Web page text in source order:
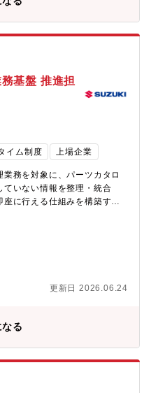
接的貢献ができます。【その
るための人事制度を設けてお
Mission, Core Value | ト
(JP) (trendmicro.com)・社員
マイクロ株式会社 キャリア
社は在宅勤務をはじめとし
合わせたハイブリットな働
チームワークを意識した上
ーフォワード 掛け払い」与
た煩雑な請求関連業務を、
代わって実現する、SaaS ×
・アウトソーシング）のサ
事業用ビジネスカード「マネ
のカードでは課題となってい
不足、使い込みや不正利用
カードサービスです。弊社
する集団を目指していま
核を担う役割としてカスタ
提供するマネーフォワード
心して事業運営に集中して
達カスタマーサポートが、
に取り組み続けています。◎
できる組織を目指してテク
、より多くのお客さまにサ
しいテクノロジーの導入、
く。社内の開発・セールス・
基盤 推進担
イム制度 上場企業
務を対象に、パーツカタロ
ていない情報を整理・統合
に行える仕組みを構築する
提示できる業務プロセスを
定着・改善までを一貫して
どまらず、現場業務の理解
業務変革を実行する役割を
アル等の業務内容・判断プ
（インド拠点で実績のあ
を認識する仕組み）やAIを
組みの企画・検討・海外関
（IT・サービス・技術部門
導入推進、現場定着支援お
ターサービスの修理業務に
更新日 2026.06.24
る